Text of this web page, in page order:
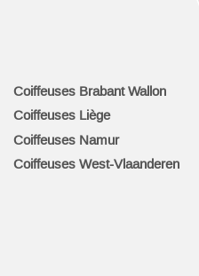
Coiffeuses Brabant Wallon
Coiffeuses Liège
Coiffeuses Namur
Coiffeuses West-Vlaanderen